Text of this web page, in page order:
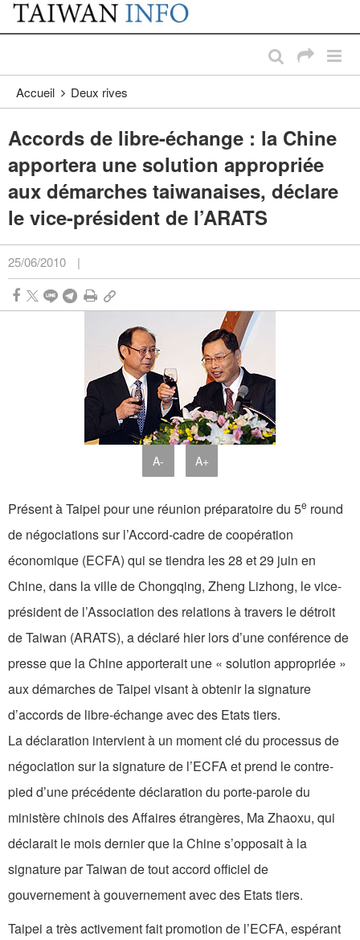
Passer au contenu principal
:::
Accueil Deux rives
Accords de libre-échange : la Chine
apportera une solution appropriée
aux démarches taiwanaises, déclare
le vice-président de l’ARATS
25/06/2010 |
A- A+
Présent à Taipei pour une réunion préparatoire du 5e round
de négociations sur l’Accord-cadre de coopération
économique (ECFA) qui se tiendra les 28 et 29 juin en
Chine, dans la ville de Chongqing, Zheng Lizhong, le vice-
président de l’Association des relations à travers le détroit
de Taiwan (ARATS), a déclaré hier lors d’une conférence de
presse que la Chine apporterait une « solution appropriée »
aux démarches de Taipei visant à obtenir la signature
d’accords de libre-échange avec des Etats tiers.
La déclaration intervient à un moment clé du processus de
négociation sur la signature de l’ECFA et prend le contre-
pied d’une précédente déclaration du porte-parole du
ministère chinois des Affaires étrangères, Ma Zhaoxu, qui
déclarait le mois dernier que la Chine s’opposait à la
signature par Taiwan de tout accord officiel de
gouvernement à gouvernement avec des Etats tiers.
Taipei a très activement fait promotion de l’ECFA, espérant